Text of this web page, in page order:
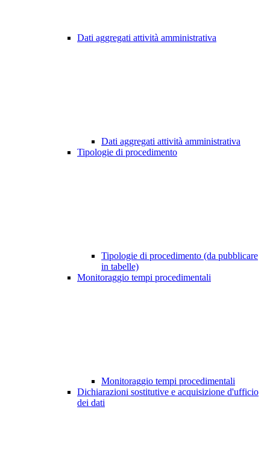
Dati aggregati attività amministrativa
Dati aggregati attività amministrativa
Tipologie di procedimento
Tipologie di procedimento (da pubblicare
in tabelle)
Monitoraggio tempi procedimentali
Monitoraggio tempi procedimentali
Dichiarazioni sostitutive e acquisizione d'ufficio
dei dati